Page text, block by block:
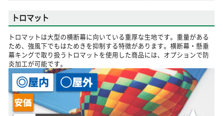
トロマット
トロマットは大型の横断幕に向いている重厚な生地です。重量がある
ため、強風下でもはためきを抑制する特徴があります。横断幕・懸垂
幕キングで取り扱うトロマットを使用した商品には、オプションで防
炎加工が可能です。